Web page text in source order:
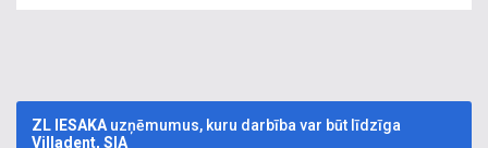
ZL IESAKA uzņēmumus, kuru darbība var būt līdzīga
Villadent, SIA